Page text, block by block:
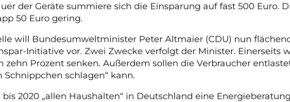
der Geräte summiere sich die Einsparung auf fast 500 Euro.
50 Euro gering.
will Bundesumweltminister Peter Altmaier (CDU) nun
Initiative vor. Zwei Zwecke verfolgt der Minister. Einerseits
Prozent senken. Außerdem sollen die Verbraucher
schlagen“ kann.
2020 „allen Haushalten“ in Deutschland eine